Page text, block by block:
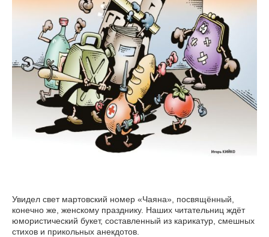
Увидел свет мартовский номер «Чаяна», посвящённый,
конечно же, женскому празднику. Наших читательниц ждёт
юмористический букет, составленный из карикатур, смешных
стихов и прикольных анекдотов.